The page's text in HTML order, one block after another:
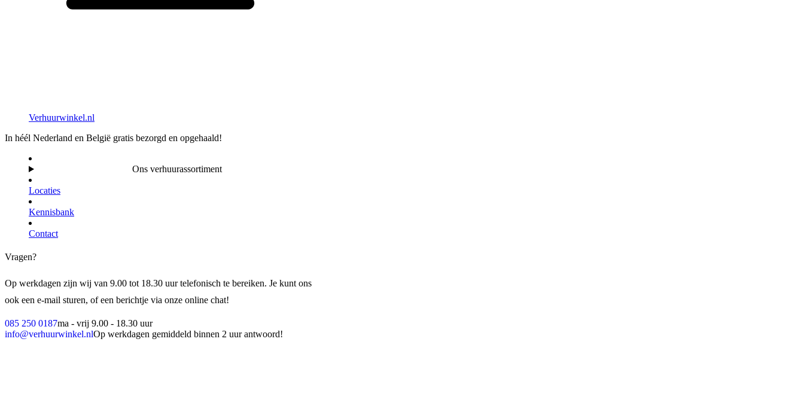
Verhuurwinkel.nl
In héél Nederland en België gratis bezorgd en opgehaald!
Ons verhuurassortiment
Locaties
Kennisbank
Contact
Vragen?
Op werkdagen zijn wij van 9.00 tot 18.30 uur telefonisch te bereiken. Je kunt ons
ook een e-mail sturen, of een berichtje via onze online chat!
085 250 0187ma - vrij 9.00 - 18.30 uur
info@verhuurwinkel.nlOp werkdagen gemiddeld binnen 2 uur antwoord!